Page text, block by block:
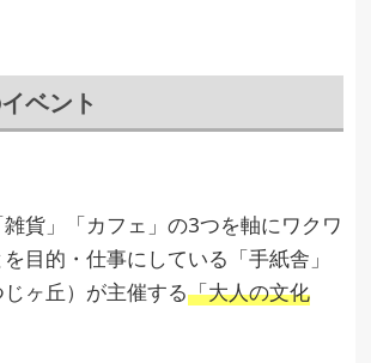
ベント
雑貨」「カフェ」の3つを軸にワクワ
目的・仕事にしている「手紙舎」
じヶ丘）が主催する「大人の文化